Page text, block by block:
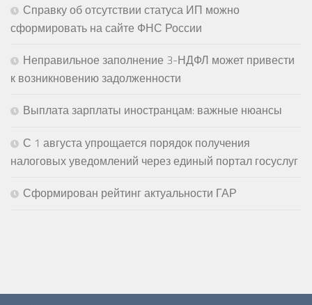
Справку об отсутствии статуса ИП можно
сформировать на сайте ФНС России
Неправильное заполнение 3-НДФЛ может привести
к возникновению задолженности
Выплата зарплаты иностранцам: важные нюансы
С 1 августа упрощается порядок получения
налоговых уведомлений через единый портал госуслуг
Сформирован рейтинг актуальности ГАР